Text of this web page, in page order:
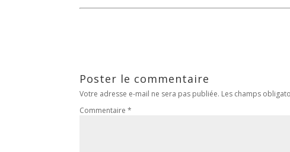
Poster le commentaire
Votre adresse e-mail ne sera pas publiée. Les champs
Commentaire*